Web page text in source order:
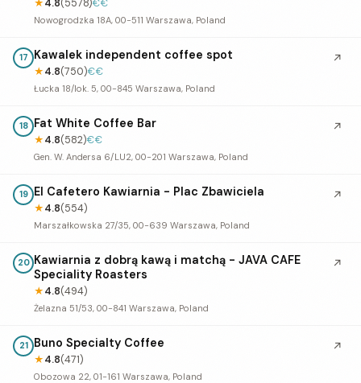
★4.8(5578)€€
Nowogrodzka 18A, 00-511 Warszawa, Poland
17 Kawalek independent coffee spot
★4.8(750)€€
Łucka 18/lok. 5, 00-845 Warszawa, Poland
↗
18 Fat White Coffee Bar
★4.8(582)€€
Gen. W. Andersa 6/LU2, 00-201 Warszawa, Poland
↗
19 El Cafetero Kawiarnia - Plac Zbawiciela
★4.8(554)
Marszałkowska 27/35, 00-639 Warszawa, Poland
↗
20 Kawiarnia z dobrą kawą i matchą - JAVA CAFE
Speciality Roasters
★4.8(494)
Żelazna 51/53, 00-841 Warszawa, Poland
↗
21 Buno Specialty Coffee
★4.8(471)
Obozowa 22, 01-161 Warszawa, Poland
↗